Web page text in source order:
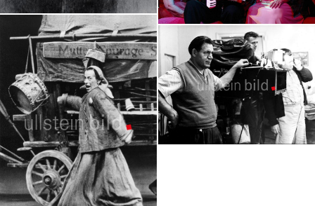
Bertolt Brecht
Person | 54 Bilder
'Dreigroschenoper' - Inszenierungen und
Filme